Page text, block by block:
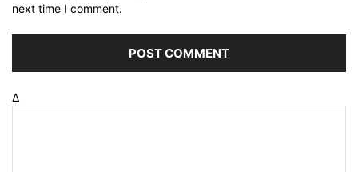
next time I comment.
Δ